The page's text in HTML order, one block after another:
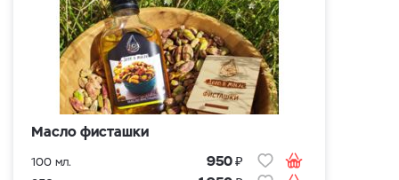
Масло фисташки
100 мл. 950₽